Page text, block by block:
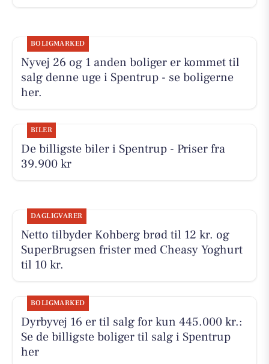
BOLIGMARKED
Nyvej 26 og 1 anden boliger er kommet til
salg denne uge i Spentrup - se boligerne
her.
BILER
De billigste biler i Spentrup - Priser fra
39.900 kr
DAGLIGVARER
Netto tilbyder Kohberg brød til 12 kr. og
SuperBrugsen frister med Cheasy Yoghurt
til 10 kr.
BOLIGMARKED
Dyrbyvej 16 er til salg for kun 445.000 kr.:
Se de billigste boliger til salg i Spentrup
her